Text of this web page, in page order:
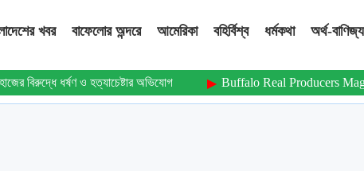
খবর বাফেলোর অন্দরে আমেরিকা বহির্বিশ্ব ধর্মকথা অর্থ-বাণিজ্য
বিরুদ্ধে ধর্ষণ ও হত্যাচেষ্টার অভিযোগ Buffalo Real Producers